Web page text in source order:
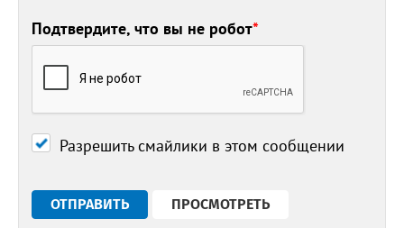
Подтвердите, что вы не робот*
Разрешить смайлики в этом сообщении